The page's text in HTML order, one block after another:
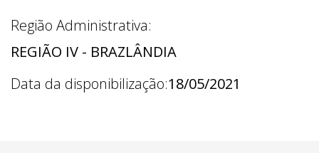
Região Administrativa:
REGIÃO IV - BRAZLÂNDIA
Data da disponibilização:18/05/2021